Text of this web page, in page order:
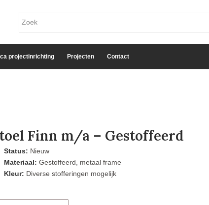
projectinrichting Projecten Contact
Finn m/a – Gestoffeerd
Status: Nieuw
Materiaal:Gestoffeerd, metaal frame
Kleur: Diverse stofferingen mogelijk